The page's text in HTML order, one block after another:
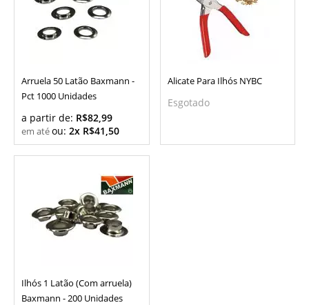
Arruela 50 Latão Baxmann -
Pct 1000 Unidades
a partir de: R$82,99
ou: 2x R$41,50
Alicate Para Ilhós NYBC
Esgotado
Ilhós 1 Latão (Com arruela)
Baxmann - 200 Unidades